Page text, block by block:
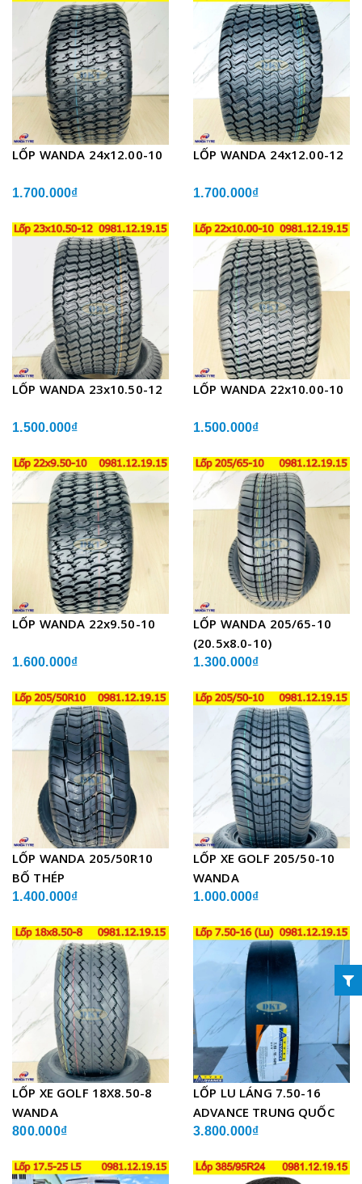
LỐP WANDA 24x12.00-10
1.700.000₫
LỐP WANDA 24x12.00-12
1.700.000₫
LỐP WANDA 23x10.50-12
1.500.000₫
LỐP WANDA 22x10.00-10
1.500.000₫
LỐP WANDA 22x9.50-10
1.600.000₫
LỐP WANDA 205/65-10
(20.5x8.0-10)
1.300.000₫
LỐP WANDA 205/50R10
BỐ THÉP
1.400.000₫
LỐP XE GOLF 205/50-10
WANDA
1.000.000₫
LỐP XE GOLF 18X8.50-8
WANDA
800.000₫
LỐP LU LÁNG 7.50-16
ADVANCE TRUNG QUỐC
3.800.000₫